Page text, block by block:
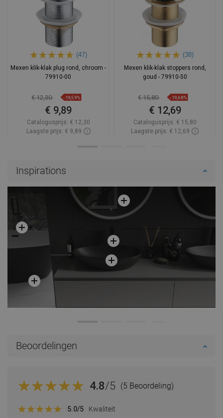
(47)
Mexen klik-klak plug rond, chroom -
79910-00
€ 12,30 -19,59%
€ 9,89
Catalogusprijs: € 12,30
Laagste prijs: € 9,89
(38)
Mexen klik-klak stoppers rond,
goud - 79910-50
€ 15,80 -19,68%
€ 12,69
Catalogusprijs: € 15,80
Laagste prijs: € 12,69
Inspirations
Beoordelingen
4.8/5 (5 Beoordeling)
5.0/5 Kwaliteit